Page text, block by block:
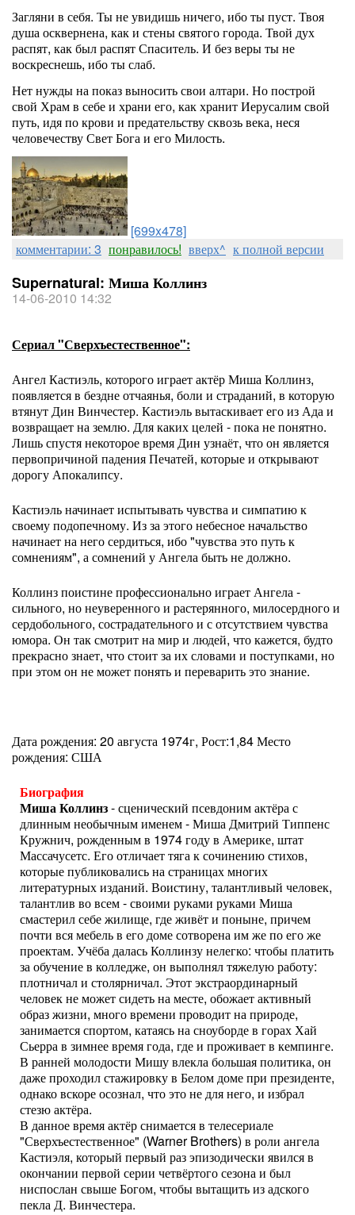
Загляни в себя. Ты не увидишь ничего, ибо ты пуст. Твоя
душа осквернена, как и стены святого города. Твой дух
распят, как был распят Спаситель. И без веры ты не
воскреснешь, ибо ты слаб.
Нет нужды на показ выносить свои алтари. Но построй
свой Храм в себе и храни его, как хранит Иерусалим свой
путь, идя по крови и предательству сквозь века, неся
человечеству Свет Бога и его Милость.
[699x478]
комментарии: 3 понравилось! вверх^ к полной версии
Supernatural: Миша Коллинз
14-06-2010 14:32
Сериал "Сверхъестественное":
Ангел Кастиэль, которого играет актёр Миша Коллинз,
появляется в бездне отчаянья, боли и страданий, в которую
втянут Дин Винчестер. Кастиэль вытаскивает его из Ада и
возвращает на землю. Для каких целей - пока не понятно.
Лишь спустя некоторое время Дин узнаёт, что он является
первопричиной падения Печатей, которые и открывают
дорогу Апокалипсу.
Кастиэль начинает испытывать чувства и симпатию к
своему подопечному. Из за этого небесное начальство
начинает на него сердиться, ибо "чувства это путь к
сомнениям", а сомнений у Ангела быть не должно.
Коллинз поистине профессионально играет Ангела -
сильного, но неуверенного и растерянного, милосердного и
сердобольного, сострадательного и с отсутствием чувства
юмора. Он так смотрит на мир и людей, что кажется, будто
прекрасно знает, что стоит за их словами и поступками, но
при этом он не может понять и переварить это знание.
Дата рождения: 20 августа 1974г, Рост:1,84 Место
рождения: США
Биография
Миша Коллинз- сценический псевдоним актёра с
длинным необычным именем - Миша Дмитрий Типпенс
Кружнич, рожденным в 1974 году в Америке, штат
Массачусетс. Его отличает тяга к сочинению стихов,
которые публиковались на страницах многих
литературных изданий. Воистину, талантливый человек,
талантлив во всем - своими руками руками Миша
смастерил себе жилище, где живёт и поныне, причем
почти вся мебель в его доме сотворена им же по его же
проектам. Учёба далась Коллинзу нелегко: чтобы платить
за обучение в колледже, он выполнял тяжелую работу:
плотничал и столярничал. Этот экстраординарный
человек не может сидеть на месте, обожает активный
образ жизни, много времени проводит на природе,
занимается спортом, катаясь на сноуборде в горах Хай
Сьерра в зимнее время года, где и проживает в кемпинге.
В ранней молодости Мишу влекла большая политика, он
даже проходил стажировку в Белом доме при президенте,
однако вскоре осознал, что это не для него, и избрал
стезю актёра.
В данное время актёр снимается в телесериале
"Сверхъестественное" (Warner Brothers) в роли ангела
Кастиэля, который первый раз эпизодически явился в
окончании первой серии четвёртого сезона и был
ниспослан свыше Богом, чтобы вытащить из адского
пекла Д. Винчестера.